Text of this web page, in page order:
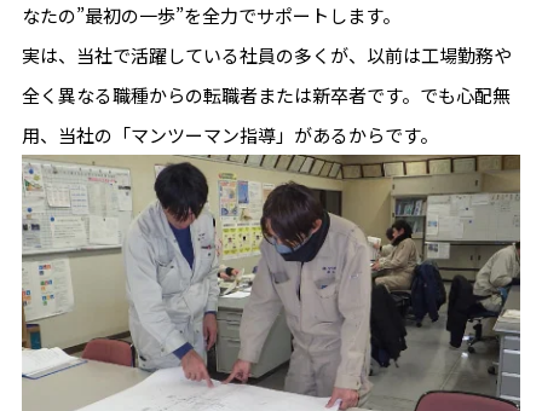
なたの”最初の一歩”を全力でサポートします。
実は、当社で活躍している社員の多くが、以前は工場勤務や
全く異なる職種からの転職者または新卒者です。でも心配無
用、当社の「マンツーマン指導」があるからです。